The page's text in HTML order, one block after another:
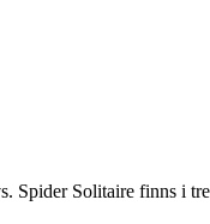
Spider Solitaire finns i